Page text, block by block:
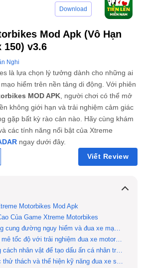
Download
Mod Apk (Vô Hạn
150) v3.6
Nghi
là lựa chọn lý tưởng dành cho những ai
hiểm trên nền tảng di động. Với phiên
MOD APK, người chơi có thể mở
không giới hạn và trải nghiệm cảm giác
gặp bất kỳ rào cản nào. Hãy cùng khám
các tính năng nổi bật của Xtreme
ngay dưới đây.
Viết Review
Motorbikes Mod Apk
Của Game Xtreme Motorbikes
đường nguy hiểm và đua xe mạo hiểm đỉnh cao
tốc độ với trải nghiệm đua xe motor tuyệt vời
nhân vật để tạo dấu ấn cá nhân trong từng cuộc đua
thách và thể hiện kỹ năng đua xe siêu đẳng